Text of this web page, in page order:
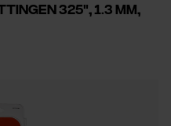
325", 1.3 mm,